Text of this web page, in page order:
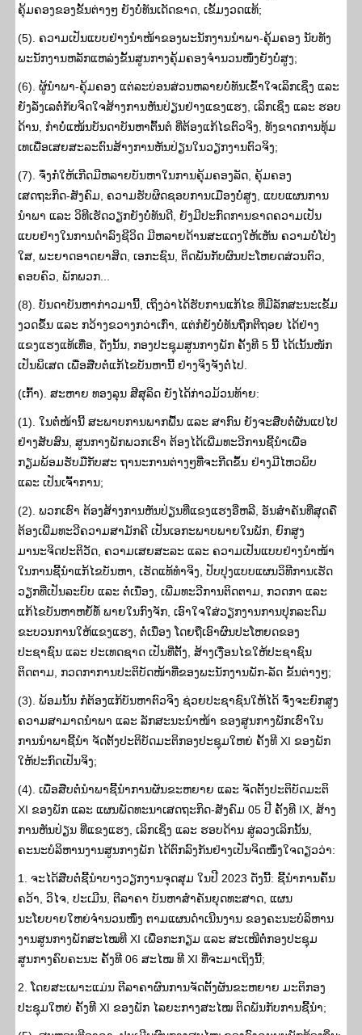
ຄຸ້ມຄອງຂອງຂັ້ນຕ່າງໆ ຍັງບໍ່ທັນເດັດຂາດ, ເຂັ້ມງວດແທ້;
(5). ຄວາມເປັນແບບຢ່າງນໍາໜ້າຂອງພະນັກງານນໍາພາ-ຄຸ້ມຄອງ ນັບທັງ
ພະນັກງານຫລັກແຫລ່ງຂັ້ນສູນກາງຄຸ້ມຄອງຈຳນວນໜຶ່ງຍັງບໍ່ສູງ;
(6). ຜູ້ນຳພາ-ຄຸ້ມຄອງ ແຕ່ລະບ່ອນສ່ວນຫລາຍບໍ່ທັນເຂົ້າໃຈເລິກເຊິ່ງ ແລະ
ຍັງລັ່ງເລຕໍ່ກັບຈິດໃຈສ້າງການຫັນປ່ຽນຢ່າງແຂງແຮງ, ເລິກເຊິ່ງ ແລະ ຮອບ
ດ້ານ, ກຳບໍ່ແໜ້ນບັນດາບັນຫາຕົ້ນຕໍ ທີ່ຕ້ອງແກ້ໄຂຕົວຈິງ, ທັງຂາດການທຸ້ມ
ເທເພື່ອເສຍສະລະຕົນສ້າງການຫັນປ່ຽນໃນວຽກງານຕົວຈິງ;
(7). ຈຶ່ງກໍ່ໃຫ້ເກີດມີຫລາຍບັນຫາໃນການຄຸ້ມຄອງລັດ, ຄຸ້ມຄອງ
ເສດຖະກິດ-ສັງຄົມ, ຄວາມຮັບຜິດຊອບການເມືອງບໍ່ສູງ, ແບບແຜນການ
ນຳພາ ແລະ ວິທີເຮັດວຽກຍັງບໍ່ທັນດີ, ຍັງມີປະກົດການຂາດຄວາມເປັນ
ແບບຢ່າງໃນການດຳລົງຊີວິດ ມີຫລາຍດ້ານສະແດງໃຫ້ເຫັນ ຄວາມບໍ່ໂປ່ງ
ໃສ, ພະຍາດອາດຍາສິດ, ເອກະຊົນ, ຕິດພັນກັບຜົນປະໂຫຍດສ່ວນຕົວ,
ຄອບຄົວ, ພັກພວກ...
(8). ບັນດາບັນຫາກ່າວມານີ້, ເຖິງວ່າໄດ້ຮັບການແກ້ໄຂ ທີ່ມີລັກສະນະເຂັ້ມ
ງວດຂຶ້ນ ແລະ ກວ້າງຂວາງກວ່າເກົ່າ, ແຕ່ກໍຍັງບໍ່ທັນຖືກຕີຖອຍ ໄດ້ຢ່າງ
ແຂງແຮງແທ້ເທື່ອ, ດັ່ງນັ້ນ, ກອງປະຊຸມສູນກາງພັກ ຄັ້ງທີ 5 ນີ້ ໄດ້ເນັ້ນໜັກ
ເປັນພິເສດ ເພື່ອສືບຕໍ່ແກ້ໄຂບັນຫານີ້ ຢ່າງຈິງຈັງຕໍ່ໄປ.
(ເກົ້າ). ສະຫາຍ ທອງລຸນ ສີສຸລິດ ຍັງໄດ້ກ່າວມ້ວນທ້າຍ:
(1). ໃນຕໍ່ໜ້ານີ້ ສະພາບການພາກພື້ນ ແລະ ສາກົນ ຍັງຈະສືບຕໍ່ຜັນແປໄປ
ຢ່າງສັບສົນ, ສູນກາງພັກພວກເຮົາ ຕ້ອງໄດ້ເພີ່ມທະວີການຊີ້ນໍາເພື່ອ
ກຽມພ້ອມຮັບມືກັບສະ ຖານະການຕ່າງໆທີ່ຈະກີດຂຶ້ນ ຢ່າງມີໄຫວພິບ
ແລະ ເປັນເຈົ້າການ;
(2). ພວກເຮົາ ຕ້ອງສ້າງການຫັນປ່ຽນທີ່ແຂງແຮງອີ່ຫລີ, ອັນສໍາຄັນທີ່ສຸດຄື
ຕ້ອງເພີ່ມທະວີຄວາມສາມັກຄີ ເປັນເອກະພາບພາຍໃນພັກ, ຍົກສູງ
ມານະຈິດປະຕິວັດ, ຄວາມເສຍສະລະ ແລະ ຄວາມເປັນແບບຢ່າງນໍາໜ້າ
ໃນການຊີ້ນໍາແກ້ໄຂບັນຫາ, ເຮັດແທ້ທໍາຈິງ, ປັບປຸງແບບແຜນວິທີການເຮັດ
ວຽກທີ່ເປັນລະບົບ ແລະ ຕໍ່ເນື່ອງ, ເພີ່ມທະວີການຕິດຕາມ, ກວດກາ ແລະ
ແກ້ໄຂບັນຫາຫຍໍ້ທໍ້ ພາຍໃນກົງຈັກ, ເອົາໃຈໃສ່ວຽກງານການປຸກລະດົມ
ຂະບວນການໃຫ້ແຂງແຮງ, ຕໍ່ເນື່ອງ ໂດຍຖືເອົາຜົນປະໂຫຍດຂອງ
ປະຊາຊົນ ແລະ ປະເທດຊາດ ເປັນທີ່ຕັ້ງ, ສ້າງເງື່ອນໄຂໃຫ້ປະຊາຊົນ
ຕິດຕາມ, ກວດກາການປະຕິບັດໜ້າທີ່ຂອງພະນັກງານພັກ-ລັດ ຂັ້ນຕ່າງໆ;
(3). ພ້ອມນັ້ນ ກໍຕ້ອງແກ້ບັນຫາຕົວຈິງ ຊ່ວຍປະຊາຊົນໃຫ້ໄດ້ ຈຶ່ງຈະຍົກສູງ
ຄວາມສາມາດນຳພາ ແລະ ລັກສະນະນຳໜ້າ ຂອງສູນກາງພັກເຮົາໃນ
ການນຳພາຊີ້ນຳ ຈັດຕັ້ງປະຕິບັດມະຕິກອງປະຊຸມໃຫຍ່ ຄັ້ງທີ XI ຂອງພັກ
ໃຫ້ປະກົດເປັນຈິງ;
(4). ເພື່ອສືບຕໍ່ນໍາພາຊີ້ນໍາການຜັນຂະຫຍາຍ ແລະ ຈັດຕັ້ງປະຕິບັດມະຕິ
XI ຂອງພັກ ແລະ ແຜນພັດທະນາເສດຖະກິດ-ສັງຄົມ 05 ປີ ຄັ້ງທີ IX, ສ້າງ
ການຫັນປ່ຽນ ທີ່ແຂງແຮງ, ເລິກເຊິ່ງ ແລະ ຮອບດ້ານ ສູ່ລວງເລິກນັ້ນ,
ຄະນະບໍລິຫານງານສູນກາງພັກ ໄດ້ຕົກລົງກັນຢ່າງເປັນຈິດໜຶ່ງໃຈດຽວວ່າ:
1. ຈະໄດ້ສືບຕໍ່ຊີ້ນໍາບາງວຽກງານຈຸດສຸມ ໃນປີ 2023 ດັ່ງນີ້: ຊີ້ນໍາການຄົ້ນ
ຄວ້າ, ວິໄຈ, ປະເມີນ, ຕີລາຄາ ບັນຫາສໍາຄັນຍຸດທະສາດ, ແຜນ
ນະໂຍບາຍໃຫຍ່ຈໍານວນໜຶ່ງ ຕາມແຜນດຳເນີນງານ ຂອງຄະນະບໍລິຫານ
ງານສູນກາງພັກສະໄໝທີ XI ເພື່ອກະກຽມ ແລະ ສະເໜີຕໍ່ກອງປະຊຸມ
ສູນກາງຄົບຄະນະ ຄັ້ງທີ 06 ສະໄໝ ທີ XI ທີ່ຈະມາເຖິງນີ້;
2. ໂດຍສະເພາະແມ່ນ ຕີລາຄາຜົນການຈັດຕັ້ງຜັນຂະຫຍາຍ ມະຕິກອງ
ປະຊຸມໃຫຍ່ ຄັ້ງທີ XI ຂອງພັກ ໄລຍະກາງສະໄໝ ຕິດພັນກັບການຊີ້ນຳ;